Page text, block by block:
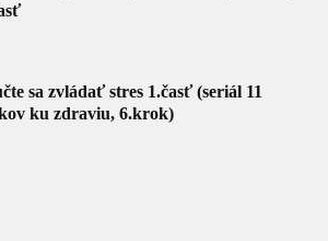
sa zvládať stres 1.časť (seriál 11
ku zdraviu, 6.krok)